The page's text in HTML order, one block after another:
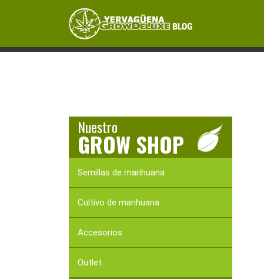
navigation
sidebar
MANUAL DE CULTIVO
Nuestro
GROW SHOP
Semillas de marihuana
Cultivo de marihuana
Accesorios
Outlet